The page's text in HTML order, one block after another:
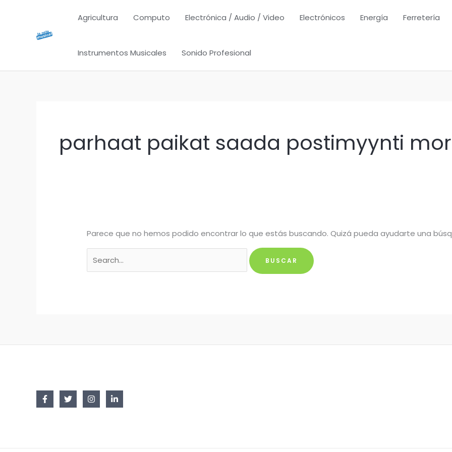
contenido
Agricultura Computo Electrónica / Audio / Video Electrónicos Energía Ferretería
Instrumentos Musicales Sonido Profesional
parhaat paikat saada postimyynti
Parece que no hemos podido encontrar lo que estás buscando. Quizá pueda ayudarte una